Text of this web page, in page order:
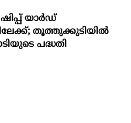
യാർഡ്
തൂത്തുക്കുടിയിൽ
പദ്ധതി